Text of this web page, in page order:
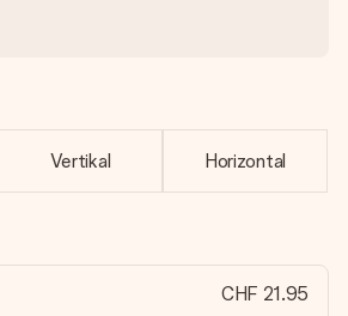
Vertikal Horizontal
CHF 21.95